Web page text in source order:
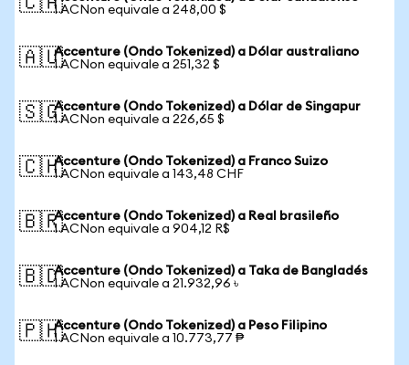
1 ACNon equivale a 248,00 $
🇦🇺Accenture (Ondo Tokenized) a Dólar australiano
1 ACNon equivale a 251,32 $
🇸🇬Accenture (Ondo Tokenized) a Dólar de Singapur
1 ACNon equivale a 226,65 $
🇨🇭Accenture (Ondo Tokenized) a Franco Suizo
1 ACNon equivale a 143,48 CHF
🇧🇷Accenture (Ondo Tokenized) a Real brasileño
1 ACNon equivale a 904,12 R$
🇧🇩Accenture (Ondo Tokenized) a Taka de Bangladés
1 ACNon equivale a 21.932,96 ৳
🇵🇭Accenture (Ondo Tokenized) a Peso Filipino
1 ACNon equivale a 10.773,77 ₱